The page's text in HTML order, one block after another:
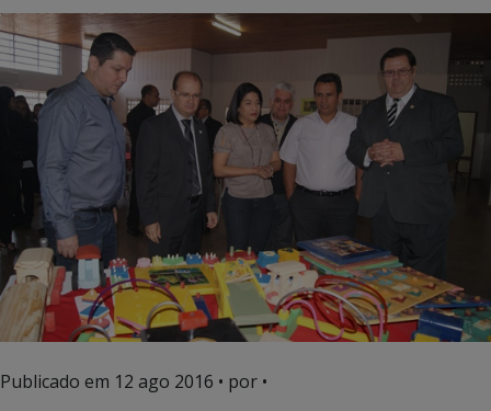
Publicado em 12 ago 2016 • por •